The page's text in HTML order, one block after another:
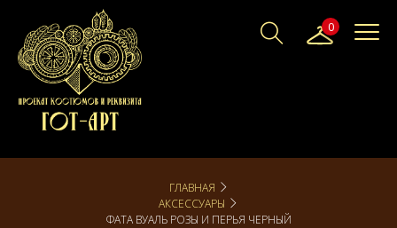
0
ГЛАВНАЯ
АКСЕССУАРЫ
ФАТА ВУАЛЬ РОЗЫ И ПЕРЬЯ ЧЕРНЫЙ